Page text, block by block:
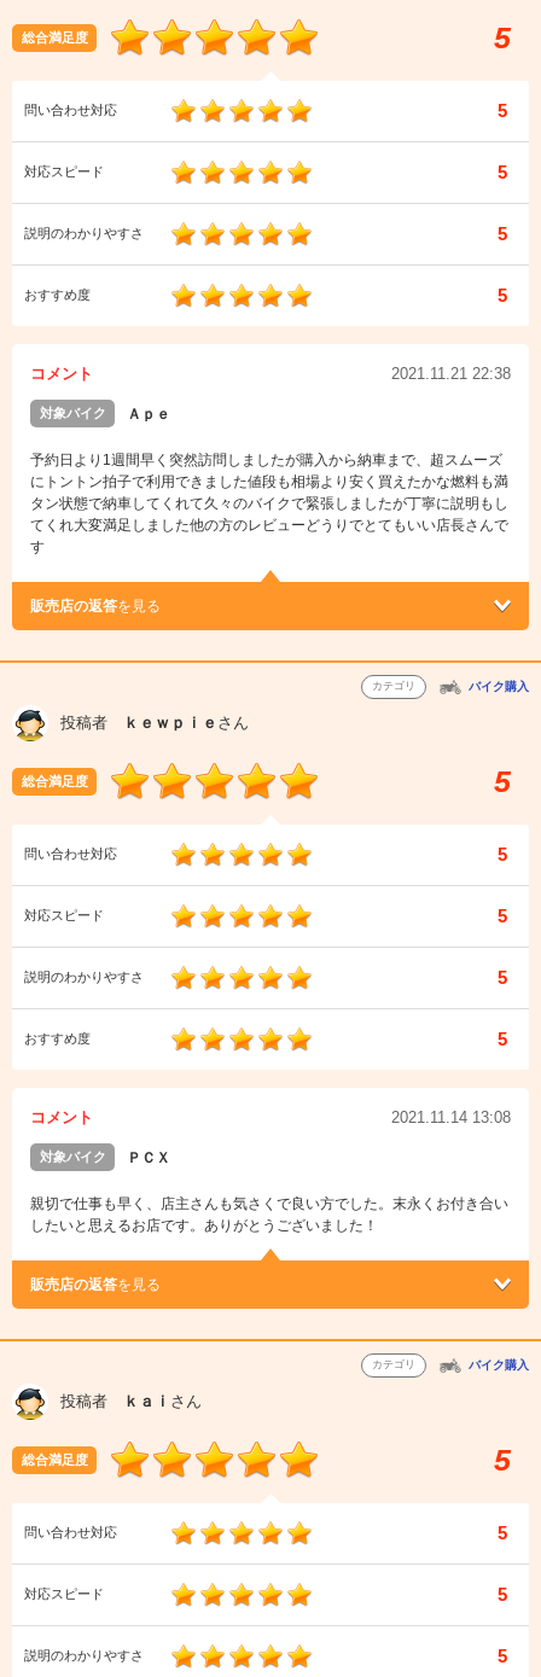
総合満足度 5
問い合わせ対応 5
対応スピード 5
説明のわかりやすさ 5
おすすめ度 5
コメント 2021.11.21 22:38
対象バイク Ａｐｅ
予約日より1週間早く突然訪問しましたが購入から納車まで、超スムーズ
にトントン拍子で利用できました値段も相場より安く買えたかな燃料も満
タン状態で納車してくれて久々のバイクで緊張しましたが丁寧に説明もし
てくれ大変満足しました他の方のレビューどうりでとてもいい店長さんで
す
販売店の返答を見る
カテゴリ バイク購入
投稿者 ｋｅｗｐｉｅ さん
総合満足度 5
問い合わせ対応 5
対応スピード 5
説明のわかりやすさ 5
おすすめ度 5
コメント 2021.11.14 13:08
対象バイク ＰＣＸ
親切で仕事も早く、店主さんも気さくで良い方でした。末永くお付き合い
したいと思えるお店です。ありがとうございました！
販売店の返答を見る
カテゴリ バイク購入
投稿者 ｋａｉ さん
総合満足度 5
問い合わせ対応 5
対応スピード 5
説明のわかりやすさ 5